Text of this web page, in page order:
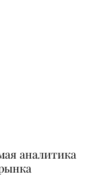
аналитика